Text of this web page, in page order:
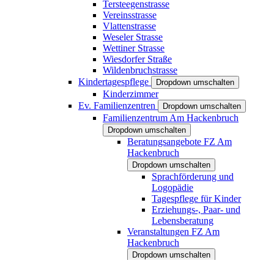
Tersteegenstrasse
Vereinsstrasse
Vlattenstrasse
Weseler Strasse
Wettiner Strasse
Wiesdorfer Straße
Wildenbruchstrasse
Kindertagespflege
Dropdown umschalten
Kinderzimmer
Ev. Familienzentren
Dropdown umschalten
Familienzentrum Am Hackenbruch
Dropdown umschalten
Beratungsangebote FZ Am
Hackenbruch
Dropdown umschalten
Sprachförderung und
Logopädie
Tagespflege für Kinder
Erziehungs-, Paar- und
Lebensberatung
Veranstaltungen FZ Am
Hackenbruch
Dropdown umschalten